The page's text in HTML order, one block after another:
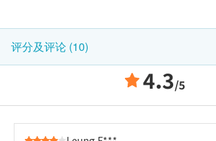
评分及评论 (10)
4.3/5